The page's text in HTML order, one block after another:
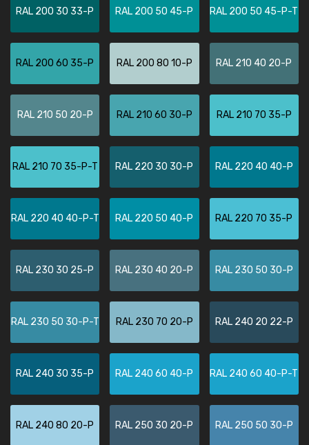
RAL 200 30 33-P RAL 200 50 45-P RAL 200 50 45-P-T
RAL 200 60 35-P RAL 200 80 10-P RAL 210 40 20-P
RAL 210 50 20-P RAL 210 60 30-P RAL 210 70 35-P
RAL 210 70 35-P-T RAL 220 30 30-P RAL 220 40 40-P
RAL 220 40 40-P-T RAL 220 50 40-P RAL 220 70 35-P
RAL 230 30 25-P RAL 230 40 20-P RAL 230 50 30-P
RAL 230 50 30-P-T RAL 230 70 20-P RAL 240 20 22-P
RAL 240 30 35-P RAL 240 60 40-P RAL 240 60 40-P-T
RAL 240 80 20-P RAL 250 30 20-P RAL 250 50 30-P